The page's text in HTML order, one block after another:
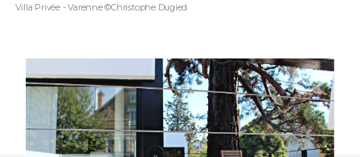
Villa Privée - Varenne ©Christophe Dugied